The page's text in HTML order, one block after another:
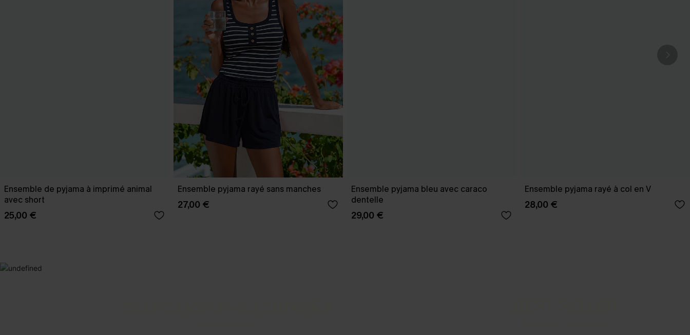
Ensemble de pyjama à imprimé animal
avec short
25,00 €
Ensemble pyjama rayé sans manches
27,00 €
Ensemble pyjama bleu avec caraco
dentelle
29,00 €
Ensemble pyjama rayé à col en V
28,00 €